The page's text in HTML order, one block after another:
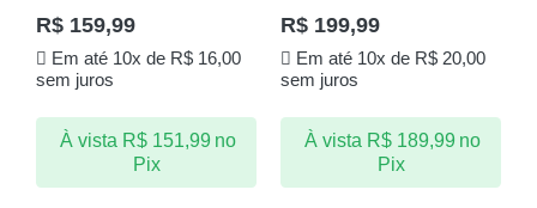
R$ 159,99
Em até 10x de R$16,00
sem juros
À vista R$151,99 no
Pix
R$ 199,99
Em até 10x de R$20,00
sem juros
À vista R$189,99 no
Pix